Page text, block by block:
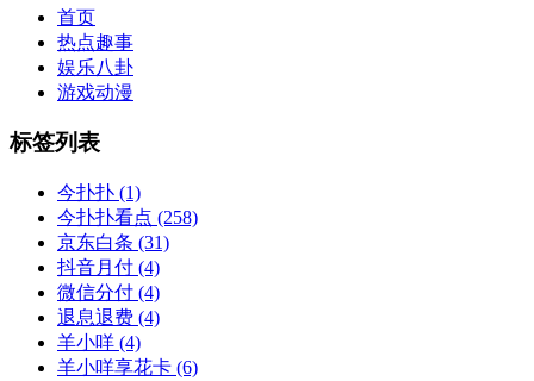
首页
热点趣事
娱乐八卦
游戏动漫
标签列表
今扑扑 (1)
今扑扑看点 (258)
京东白条 (31)
抖音月付 (4)
微信分付 (4)
退息退费 (4)
羊小咩 (4)
羊小咩享花卡 (6)